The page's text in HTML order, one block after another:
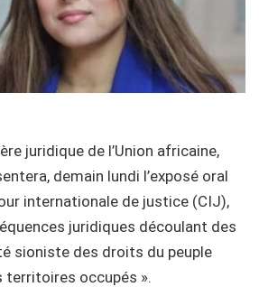
juridique de l’Union africaine,
demain lundi l’exposé oral
internationale de justice (CIJ),
juridiques découlant des
sioniste des droits du peuple
territoires occupés ».